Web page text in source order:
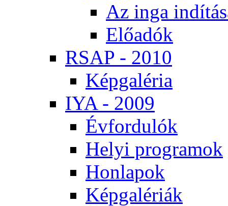
Az in­ga
Elő­adók
RSAP - 2010
Kép­ga­lé­ria
IYA - 2009
Év­for­du­lók
He­lyi prog­ra­mok
Hon­la­pok
Kép­ga­lé­ri­ák